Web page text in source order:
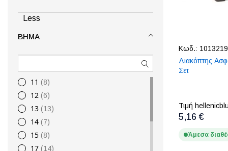
Κωδ.: 1013219
Διακόπτης
Σετ
Τιμή
5,16 €
Άμεσα
Nuova Rade
OEM
PROP GUARD 3
Quicksilver
Riviera
S.A.M-Tech
Sailmarine
Savoretti Armando
Less
ΒΉΜΑ
11 8
12 6
13 13
14 7
15 8
17 14